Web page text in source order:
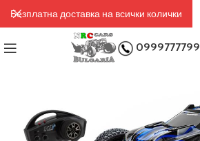
0999777799
Безплатна доставка на всички колички